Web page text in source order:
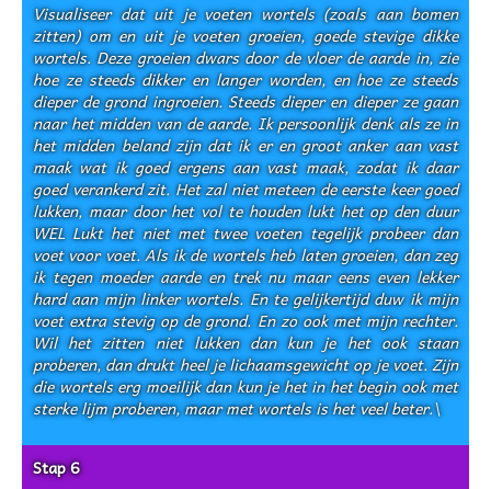
Visualiseer dat uit je voeten wortels (zoals aan bomen
zitten) om en uit je voeten groeien, goede stevige dikke
wortels. Deze groeien dwars door de vloer de aarde in, zie
hoe ze steeds dikker en langer worden, en hoe ze steeds
dieper de grond ingroeien. Steeds dieper en dieper ze gaan
naar het midden van de aarde. Ik persoonlijk denk als ze in
het midden beland zijn dat ik er en groot anker aan vast
maak wat ik goed ergens aan vast maak, zodat ik daar
goed verankerd zit. Het zal niet meteen de eerste keer goed
lukken, maar door het vol te houden lukt het op den duur
WEL Lukt het niet met twee voeten tegelijk probeer dan
voet voor voet. Als ik de wortels heb laten groeien, dan zeg
ik tegen moeder aarde en trek nu maar eens even lekker
hard aan mijn linker wortels. En te gelijkertijd duw ik mijn
voet extra stevig op de grond. En zo ook met mijn rechter.
Wil het zitten niet lukken dan kun je het ook staan
proberen, dan drukt heel je lichaamsgewicht op je voet. Zijn
die wortels erg moeilijk dan kun je het in het begin ook met
sterke lijm proberen, maar met wortels is het veel beter.\
Stap 6